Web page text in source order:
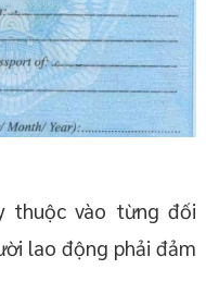
thuộc vào từng đối
lao động phải đảm